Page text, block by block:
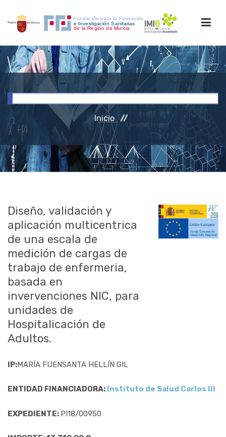
INICIO
INVESTIGACIÓN
RRHH
ACCESO PERSONAL
Inicio
Diseño, validación y
aplicación multicentrica
de una escala de
medición de cargas de
trabajo de enfermeria,
basada en
invervenciones NIC, para
unidades de
Hospitalicación de
Adultos.
IP:MARÍA FUENSANTA HELLÍN GIL
ENTIDAD FINANCIADORA: Instituto de Salud Carlos III
EXPEDIENTE: PI18/00950